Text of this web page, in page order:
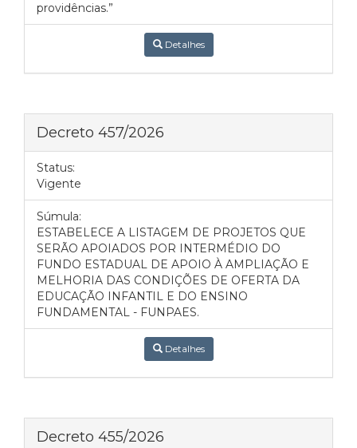
providências.”
Detalhes
Decreto 457/2026
Status:
Vigente
Súmula:
ESTABELECE A LISTAGEM DE PROJETOS QUE
SERÃO APOIADOS POR INTERMÉDIO DO
FUNDO ESTADUAL DE APOIO À AMPLIAÇÃO E
MELHORIA DAS CONDIÇÕES DE OFERTA DA
EDUCAÇÃO INFANTIL E DO ENSINO
FUNDAMENTAL - FUNPAES.
Detalhes
Decreto 455/2026